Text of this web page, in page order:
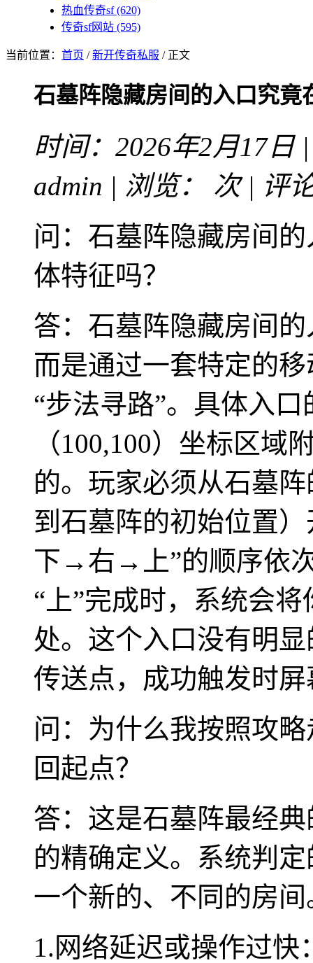
热血传奇sf(620)
传奇sf网站 (595)
当前位置： 首页 /新开传奇私服 / 正文
石墓阵隐藏房间的入口究竟
时间：2026年2月17日
admin | 浏览：
次 | 评
问：石墓阵隐藏房间
体特征吗？
答：石墓阵隐藏房间
而是通过一套特定的
“步法寻路”。具体入
（100,100）坐标区域
的。玩家必须从石墓
到石墓阵的初始位置
下→右→上”的顺序依
“上”完成时，系统会
处。这个入口没有明
传送点，成功触发时
问：为什么我按照攻
回起点？
答：这是石墓阵最经
的精确定义。系统判
一个新的、不同的房
1.网络延迟或操作过